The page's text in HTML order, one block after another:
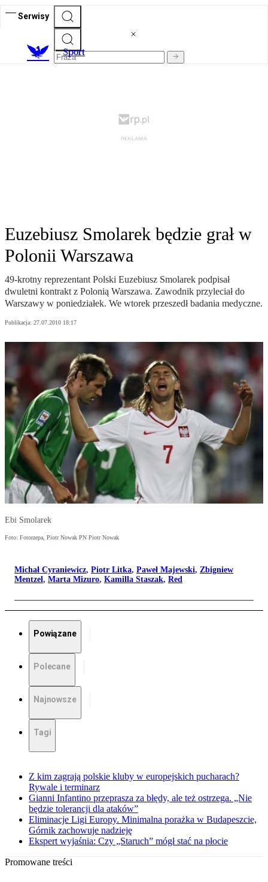
Serwisy
Sport
Euzebiusz Smolarek będzie grał w
Polonii Warszawa
49-krotny reprezentant Polski Euzebiusz Smolarek podpisał
dwuletni kontrakt z Polonią Warszawa. Zawodnik przyleciał do
Warszawy w poniedziałek. We wtorek przeszedł badania medyczne.
Publikacja: 27.07.2010 18:17
Ebi Smolarek
Foto: Fotorzepa, Piotr Nowak PN Piotr Nowak
Michał Cyraniewicz, Piotr Litka, Paweł Majewski, Zbigniew
Mentzel, Marta Mizuro, Kamilla Staszak, Red
Powiązane
Polecane
Najnowsze
Tagi
Z kim zagrają polskie kluby w europejskich pucharach?
Rywale i terminarz
Gianni Infantino przeprasza za błędy, ale też ostrzega. „Nie
będzie tolerancji dla ataków”
Eliminacje Ligi Europy. Minimalna porażka w Budapeszcie,
Górnik zachowuje nadzieję
Ekspert wyjaśnia: Czy „Staruch” mógł stać na płocie
Promowane treści